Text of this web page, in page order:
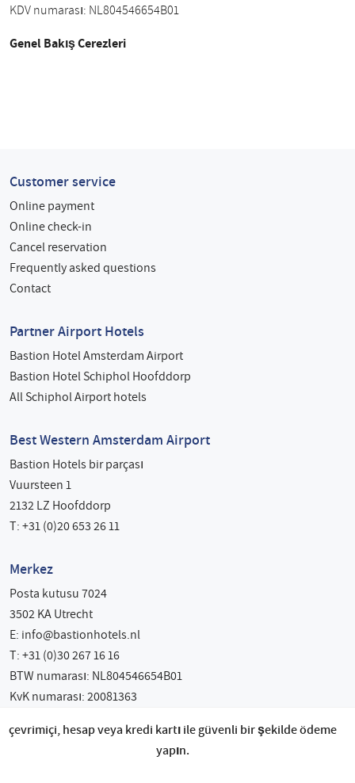
KDV numarası: NL804546654B01
Genel Bakış Çerezleri
Customer service
Online payment
Online check-in
Cancel reservation
Frequently asked questions
Contact
Partner Airport Hotels
Bastion Hotel Amsterdam Airport
Bastion Hotel Schiphol Hoofddorp
All Schiphol Airport hotels
Best Western Amsterdam Airport
Bastion Hotels bir parçası
Vuursteen 1
2132 LZ Hoofddorp
T: +31 (0)20 653 26 11
Merkez
Posta kutusu 7024
3502 KA Utrecht
E: info@bastionhotels.nl
T: +31 (0)30 267 16 16
BTW numarası: NL804546654B01
KvK numarası: 20081363
çevrimiçi, hesap veya kredi kartı ile güvenli bir şekilde ödeme
yapın.